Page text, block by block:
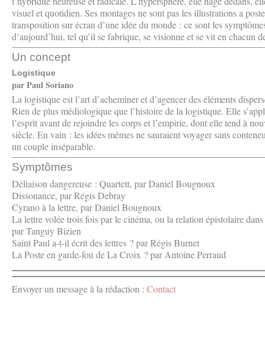
visuel et quotidien. Ses montages ne sont pas les illustrations a
transposition sur écran d’une idée du monde : ce sont les
d’aujourd’hui, tel qu’il se fabrique, se visionne et se vit en chacun
Un concept
Logistique
par Paul Soriano
La logistique est l’art d’acheminer et d’agencer des éléments
Rien de plus médiologique que l’histoire de la logistique. Elle
l’esprit avant de rejoindre les corps et l’empirie, dont elle tend à
siècle. En vain : les idées mêmes ne sauraient voyager sans
un couple inséparable.
Symptômes
Déliaison dangereuse : Quartett, par Daniel Bougnoux
Dissonance, par Régis Debray
Cyrano à la lettre, par Daniel Bougnoux
La lettre volée trois fois par le cinéma, ou la relation épistolaire
par Tanguy Bizien
Saint Paul a-t-il écrit des lettres ? par Régis Burnet
La Poste en garde-fou de La Croix ? par Antoine Perraud
Envoyer un message à la rédaction : Contact